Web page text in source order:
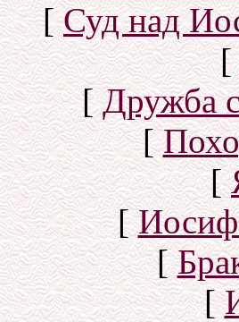
[Суд над
[
[Дружба
[
[
[Иосиф
[
[